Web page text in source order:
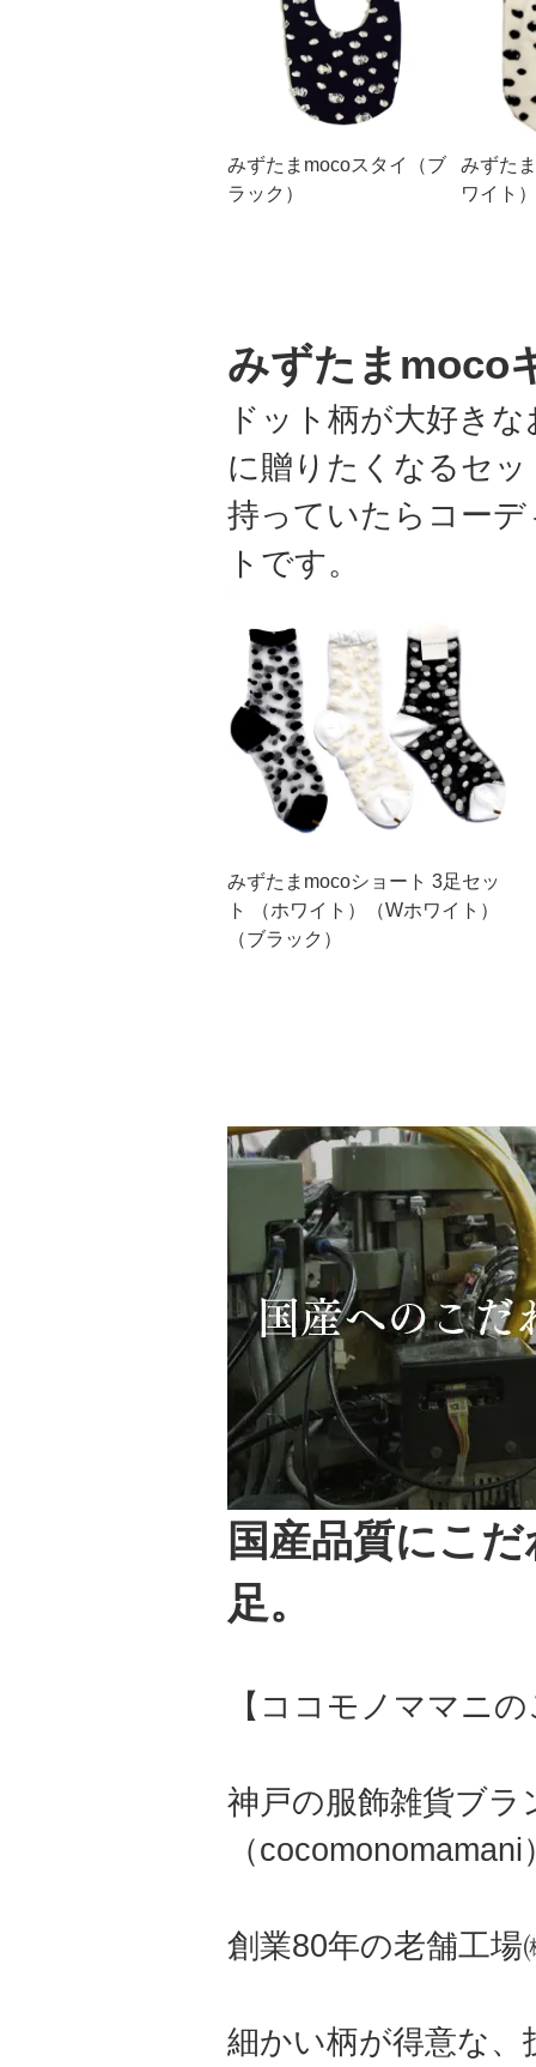
みずたまmocoスタイ（ブ
ラック）
みずた
ワイト）
みずたまmoco
ドット柄が大好き
に贈りたくなるセッ
持っていたらコー
トです。
みずたまmocoショート 3足セッ
ト （ホワイト）（Wホワイト）
（ブラック）
国産品質にこ
足。
【ココモノママニ
神戸の服飾雑貨ブ
（
創業80年の老舗工
細かい柄が得意な